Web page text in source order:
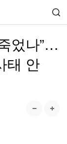
었나”…
태 안